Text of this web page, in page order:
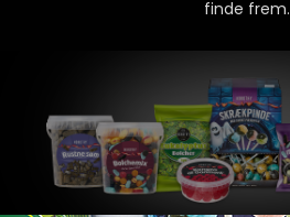
finde frem.